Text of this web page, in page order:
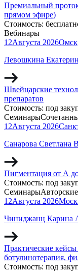
Премиальный
прямом эфире)
Стоимость:
Вебинары
12Августа 2026Омск
Левошкина
Швейцарские
препаратов
Стоимость: под
Семинары
12Августа 2026
Санарова Светлана
Пигментация от А
Стоимость: под
Семинары
12Августа 2026
Чиниджанц Карина
Практические
ботулинотерапия,
Стоимость: под